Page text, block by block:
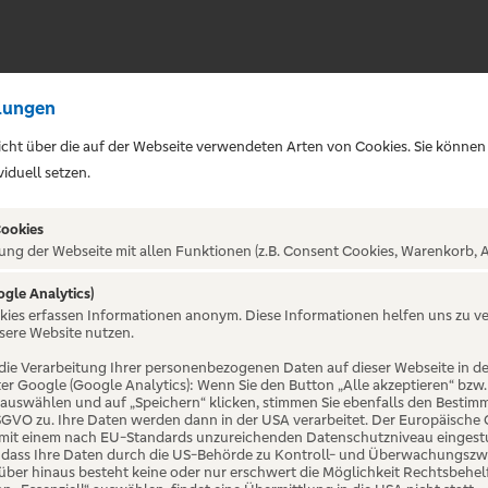
NICHT
über die auf der Webseite verwendeten Arten von Cookies. Sie
setzen.
der Webseite mit allen Funktionen (z.B. Consent Cookies, Warenkorb,
Analytics)
erfassen Informationen anonym. Diese Informationen helfen uns zu
Website nutzen.
Verarbeitung Ihrer personenbezogenen Daten auf dieser Webseite in
Google (Google Analytics): Wenn Sie den Button „Alle akzeptieren“
und auf „Speichern“ klicken, stimmen Sie ebenfalls den
zu. Ihre Daten werden dann in der USA verarbeitet. Der
einem nach EU-Standards unzureichenden Datenschutzniveau
Ihre Daten durch die US-Behörde zu Kontroll- und
hinaus besteht keine oder nur erschwert die Möglichkeit